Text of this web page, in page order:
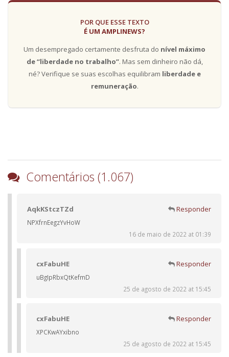
POR QUE ESSE TEXTO
É UM AMPLINEWS?
Um desempregado certamente desfruta do nível máximo
de “liberdade no trabalho”. Mas sem dinheiro não dá,
né? Verifique se suas escolhas equilibram liberdade e
remuneração.
Comentários (1.067)
AqkKStczTZd Responder
NPXfrnEegzYvHoW
16 de maio de 2022 at 01:39
cxFabuHE Responder
uBgIpRbxQtKefmD
25 de agosto de 2022 at 15:45
cxFabuHE Responder
XPCKwAYxibno
25 de agosto de 2022 at 15:45